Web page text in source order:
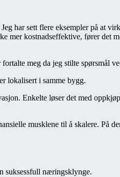
har sett flere eksempler på at
kostnadseffektive, fører det
fortalte meg da jeg stilte spørsmål
lokalisert i samme bygg.
Enkelte løser det med
musklene til å skalere. På
suksessfull næringsklynge.